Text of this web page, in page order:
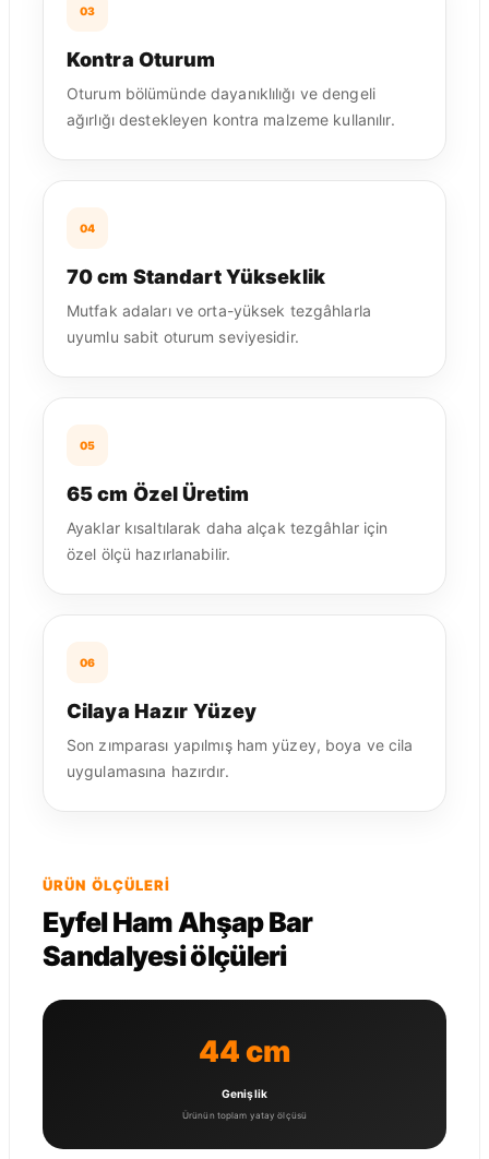
03
Kontra Oturum
Oturum bölümünde dayanıklılığı ve dengeli
ağırlığı destekleyen kontra malzeme kullanılır.
04
70 cm Standart Yükseklik
Mutfak adaları ve orta-yüksek tezgâhlarla
uyumlu sabit oturum seviyesidir.
05
65 cm Özel Üretim
Ayaklar kısaltılarak daha alçak tezgâhlar için
özel ölçü hazırlanabilir.
06
Cilaya Hazır Yüzey
Son zımparası yapılmış ham yüzey, boya ve cila
uygulamasına hazırdır.
ÜRÜN ÖLÇÜLERI
Eyfel Ham Ahşap Bar
Sandalyesi ölçüleri
44 cm
Genişlik
Ürünün toplam yatay ölçüsü